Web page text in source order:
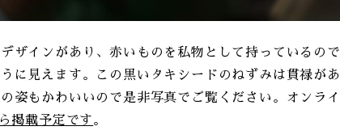
ザインがあり、赤いものを私物として持っているので
に見えます。この黒いタキシードのねずみは貫禄があ
姿もかわいいので是非写真でご覧ください。オンライ
掲載予定です。